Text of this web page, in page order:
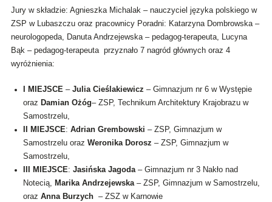
Jury w składzie: Agnieszka Michalak – nauczyciel języka polskiego w
ZSP w Lubaszczu oraz pracownicy Poradni: Katarzyna Dombrowska –
neurologopeda, Danuta Andrzejewska – pedagog-terapeuta, Lucyna
Bąk – pedagog-terapeuta przyznało 7 nagród głównych oraz 4
wyróżnienia:
I MIEJSCE – Julia Cieślakiewicz – Gimnazjum nr 6 w Występie
oraz Damian Ożóg– ZSP, Technikum Architektury Krajobrazu w
Samostrzelu,
II MIEJSCE: Adrian Grembowski – ZSP, Gimnazjum w
Samostrzelu oraz Weronika Dorosz – ZSP, Gimnazjum w
Samostrzelu,
III MIEJSCE: Jasińska Jagoda– Gimnazjum nr 3 Nakło nad
Notecią, Marika Andrzejewska– ZSP, Gimnazjum w Samostrzelu,
oraz Anna Burzych – ZSZ w Karnowie